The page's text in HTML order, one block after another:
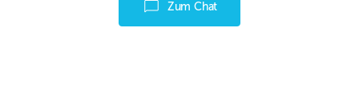
Zum Chat